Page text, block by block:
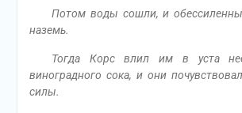
Потом воды сошли, и
наземь.
Тогда Корс влил им в уста
виноградного сока, и они
силы.